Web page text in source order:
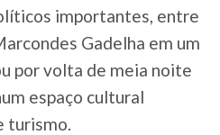
importantes, entre
Gadelha em um
por volta de meia noite
espaço cultural
turismo.